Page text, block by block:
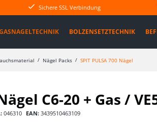
Sichere SSL Verbindung
BOLZENSETZTECHNIK
Nägel Packs SPIT PULSA 700 Nägel
C6-20 + Gas /
046310 EAN: 3439510463109